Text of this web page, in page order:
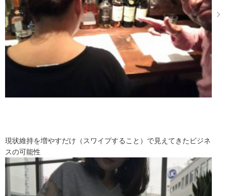
現状維持を増やすだけ（スワイプすること）で見えてきたビジネ
スの可能性